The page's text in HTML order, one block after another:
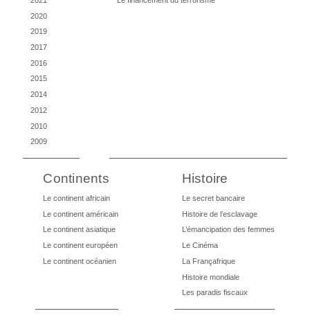
2020
2019
2017
2016
2015
2014
2012
2010
2009
Continents
Le continent africain
Le continent américain
Le continent asiatique
Le continent européen
Le continent océanien
Histoire
Le secret bancaire
Histoire de l’esclavage
L’émancipation des femmes
Le Cinéma
La Françafrique
Histoire mondiale
Les paradis fiscaux